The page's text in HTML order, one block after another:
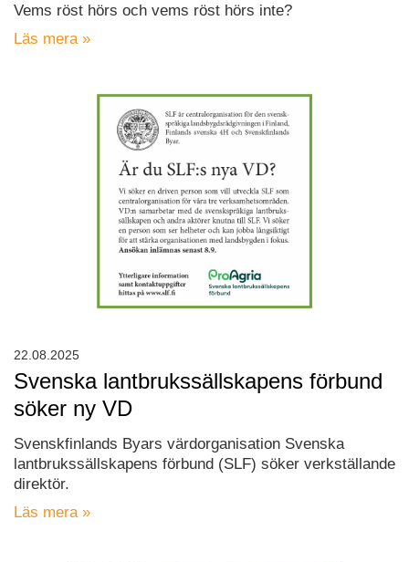
Vems röst hörs och vems röst hörs inte?
Läs mera »
Svenska lantbrukssällskapens förbund
söker ny VD
Svenskfinlands Byars värdorganisation Svenska
lantbrukssällskapens förbund (SLF) söker verkställande
direktör.
Läs mera »
22.08.2025